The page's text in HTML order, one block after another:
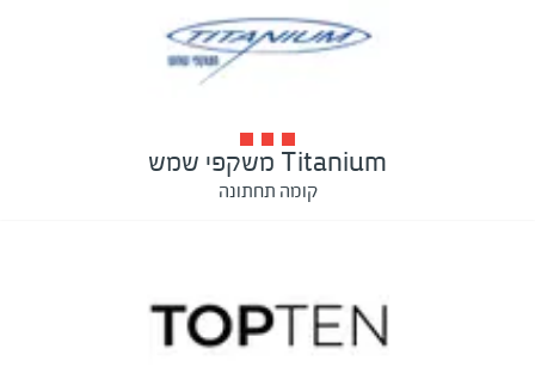
Titanium משקפי שמש
קומה תחתונה